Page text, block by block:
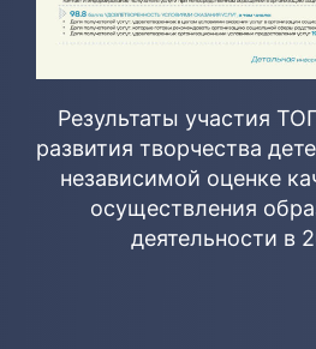
Результаты участия
развития творчества
независимой оценке
осуществления
деятельности в